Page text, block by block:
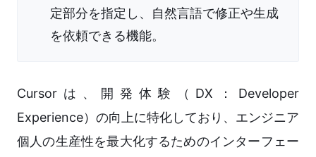
定部分を指定し、自然言語で修正や生成
を依頼できる機能。
Cursorは、開発体験（DX：Developer
Experience）の向上に特化しており、エンジニア
個人の生産性を最大化するためのインターフェー